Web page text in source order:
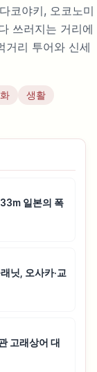
코야키, 오코노미
쓰러지는 거리에
거리 투어와 신세
생활
일본의 폭
닛, 오사카·교
고래상어 대